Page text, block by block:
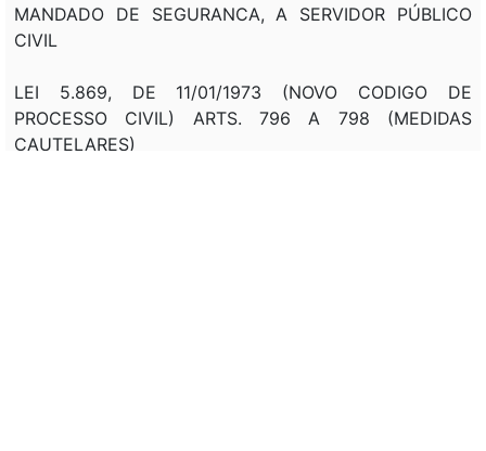
MANDADO DE SEGURANCA, A SERVIDOR PÚBLICO
CIVIL
LEI 5.869, DE 11/01/1973 (NOVO CODIGO DE
PROCESSO CIVIL) ARTS. 796 A 798 (MEDIDAS
CAUTELARES)